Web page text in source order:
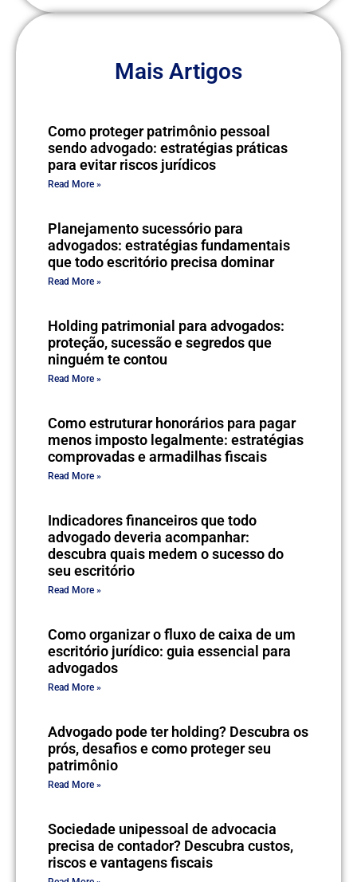
Mais Artigos
Como proteger patrimônio pessoal
sendo advogado: estratégias práticas
para evitar riscos jurídicos
Read More »
Planejamento sucessório para
advogados: estratégias fundamentais
que todo escritório precisa dominar
Read More »
Holding patrimonial para advogados:
proteção, sucessão e segredos que
ninguém te contou
Read More »
Como estruturar honorários para pagar
menos imposto legalmente: estratégias
comprovadas e armadilhas fiscais
Read More »
Indicadores financeiros que todo
advogado deveria acompanhar:
descubra quais medem o sucesso do
seu escritório
Read More »
Como organizar o fluxo de caixa de um
escritório jurídico: guia essencial para
advogados
Read More »
Advogado pode ter holding? Descubra os
prós, desafios e como proteger seu
patrimônio
Read More »
Sociedade unipessoal de advocacia
precisa de contador? Descubra custos,
riscos e vantagens fiscais